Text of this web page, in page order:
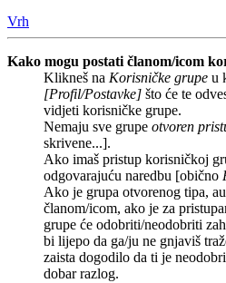
Vrh
Kako mogu postati članom/icom
Klikneš na Korisničke grupe u
[Profil/Postavke] što će te
vidjeti korisničke grupe.
Nemaju sve grupe otvoren
skrivene...].
Ako imaš pristup korisničkoj
odgovarajuću naredbu [obično
Ako je grupa otvorenog tipa,
članom/icom, ako je za
grupe će odobriti/neodobriti
bi lijepo da ga/ju ne gnjaviš
zaista dogodilo da ti je
dobar razlog.